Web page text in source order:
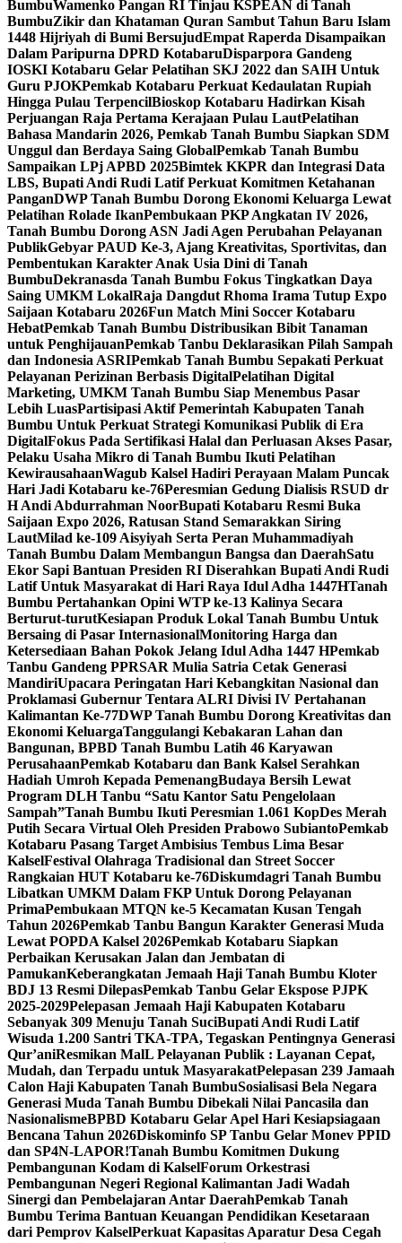
BumbuWamenko Pangan RI Tinjau KSPEAN di Tanah
BumbuZikir dan Khataman Quran Sambut Tahun Baru Islam
1448 Hijriyah di Bumi BersujudEmpat Raperda Disampaikan
Dalam Paripurna DPRD KotabaruDisparpora Gandeng
IOSKI Kotabaru Gelar Pelatihan SKJ 2022 dan SAIH Untuk
Guru PJOKPemkab Kotabaru Perkuat Kedaulatan Rupiah
Hingga Pulau TerpencilBioskop Kotabaru Hadirkan Kisah
Perjuangan Raja Pertama Kerajaan Pulau LautPelatihan
Bahasa Mandarin 2026, Pemkab Tanah Bumbu Siapkan SDM
Unggul dan Berdaya Saing GlobalPemkab Tanah Bumbu
Sampaikan LPj APBD 2025Bimtek KKPR dan Integrasi Data
LBS, Bupati Andi Rudi Latif Perkuat Komitmen Ketahanan
PanganDWP Tanah Bumbu Dorong Ekonomi Keluarga Lewat
Pelatihan Rolade IkanPembukaan PKP Angkatan IV 2026,
Tanah Bumbu Dorong ASN Jadi Agen Perubahan Pelayanan
PublikGebyar PAUD Ke-3, Ajang Kreativitas, Sportivitas, dan
Pembentukan Karakter Anak Usia Dini di Tanah
BumbuDekranasda Tanah Bumbu Fokus Tingkatkan Daya
Saing UMKM LokalRaja Dangdut Rhoma Irama Tutup Expo
Saijaan Kotabaru 2026Fun Match Mini Soccer Kotabaru
HebatPemkab Tanah Bumbu Distribusikan Bibit Tanaman
untuk PenghijauanPemkab Tanbu Deklarasikan Pilah Sampah
dan Indonesia ASRIPemkab Tanah Bumbu Sepakati Perkuat
Pelayanan Perizinan Berbasis DigitalPelatihan Digital
Marketing, UMKM Tanah Bumbu Siap Menembus Pasar
Lebih LuasPartisipasi Aktif Pemerintah Kabupaten Tanah
Bumbu Untuk Perkuat Strategi Komunikasi Publik di Era
DigitalFokus Pada Sertifikasi Halal dan Perluasan Akses Pasar,
Pelaku Usaha Mikro di Tanah Bumbu Ikuti Pelatihan
KewirausahaanWagub Kalsel Hadiri Perayaan Malam Puncak
Hari Jadi Kotabaru ke-76Peresmian Gedung Dialisis RSUD dr
H Andi Abdurrahman NoorBupati Kotabaru Resmi Buka
Saijaan Expo 2026, Ratusan Stand Semarakkan Siring
LautMilad ke-109 Aisyiyah Serta Peran Muhammadiyah
Tanah Bumbu Dalam Membangun Bangsa dan DaerahSatu
Ekor Sapi Bantuan Presiden RI Diserahkan Bupati Andi Rudi
Latif Untuk Masyarakat di Hari Raya Idul Adha 1447HTanah
Bumbu Pertahankan Opini WTP ke-13 Kalinya Secara
Berturut-turutKesiapan Produk Lokal Tanah Bumbu Untuk
Bersaing di Pasar InternasionalMonitoring Harga dan
Ketersediaan Bahan Pokok Jelang Idul Adha 1447 HPemkab
Tanbu Gandeng PPRSAR Mulia Satria Cetak Generasi
MandiriUpacara Peringatan Hari Kebangkitan Nasional dan
Proklamasi Gubernur Tentara ALRI Divisi IV Pertahanan
Kalimantan Ke-77DWP Tanah Bumbu Dorong Kreativitas dan
Ekonomi KeluargaTanggulangi Kebakaran Lahan dan
Bangunan, BPBD Tanah Bumbu Latih 46 Karyawan
PerusahaanPemkab Kotabaru dan Bank Kalsel Serahkan
Hadiah Umroh Kepada PemenangBudaya Bersih Lewat
Program DLH Tanbu “Satu Kantor Satu Pengelolaan
Sampah”Tanah Bumbu Ikuti Peresmian 1.061 KopDes Merah
Putih Secara Virtual Oleh Presiden Prabowo SubiantoPemkab
Kotabaru Pasang Target Ambisius Tembus Lima Besar
KalselFestival Olahraga Tradisional dan Street Soccer
Rangkaian HUT Kotabaru ke-76Diskumdagri Tanah Bumbu
Libatkan UMKM Dalam FKP Untuk Dorong Pelayanan
PrimaPembukaan MTQN ke-5 Kecamatan Kusan Tengah
Tahun 2026Pemkab Tanbu Bangun Karakter Generasi Muda
Lewat POPDA Kalsel 2026Pemkab Kotabaru Siapkan
Perbaikan Kerusakan Jalan dan Jembatan di
PamukanKeberangkatan Jemaah Haji Tanah Bumbu Kloter
BDJ 13 Resmi DilepasPemkab Tanbu Gelar Ekspose PJPK
2025-2029Pelepasan Jemaah Haji Kabupaten Kotabaru
Sebanyak 309 Menuju Tanah SuciBupati Andi Rudi Latif
Wisuda 1.200 Santri TKA-TPA, Tegaskan Pentingnya Generasi
Qur’aniResmikan MalL Pelayanan Publik : Layanan Cepat,
Mudah, dan Terpadu untuk MasyarakatPelepasan 239 Jamaah
Calon Haji Kabupaten Tanah BumbuSosialisasi Bela Negara
Generasi Muda Tanah Bumbu Dibekali Nilai Pancasila dan
NasionalismeBPBD Kotabaru Gelar Apel Hari Kesiapsiagaan
Bencana Tahun 2026Diskominfo SP Tanbu Gelar Monev PPID
dan SP4N-LAPOR!Tanah Bumbu Komitmen Dukung
Pembangunan Kodam di KalselForum Orkestrasi
Pembangunan Negeri Regional Kalimantan Jadi Wadah
Sinergi dan Pembelajaran Antar DaerahPemkab Tanah
Bumbu Terima Bantuan Keuangan Pendidikan Kesetaraan
dari Pemprov KalselPerkuat Kapasitas Aparatur Desa Cegah